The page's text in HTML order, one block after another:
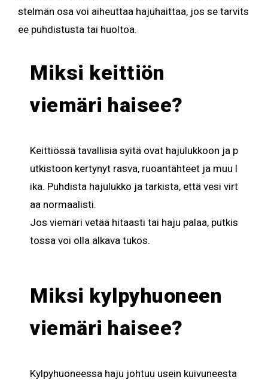
stelmän osa voi aiheuttaa hajuhaittaa, jos se tarvits
ee puhdistusta tai huoltoa.
Miksi keittiön
viemäri haisee?
Keittiössä tavallisia syitä ovat hajulukkoon ja p
utkistoon kertynyt rasva, ruoantähteet ja muu l
ika. Puhdista hajulukko ja tarkista, että vesi virt
aa normaalisti.
Jos viemäri vetää hitaasti tai haju palaa, putkis
tossa voi olla alkava tukos.
Miksi kylpyhuoneen
viemäri haisee?
Kylpyhuoneessa haju johtuu usein kuivuneesta